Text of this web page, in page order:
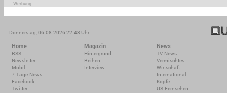
Werbung
Donnerstag, 06.08.2026 22:43 Uhr
Home
RSS
Newsletter
Mobil
7-Tage-News
Facebook
Twitter
Magazin
Hintergrund
Reihen
Interview
News
TV-News
Vermischtes
Wirtschaft
International
Köpfe
US-Fernsehen